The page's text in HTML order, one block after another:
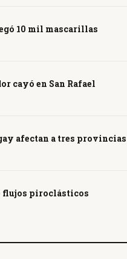
10 mil mascarillas
cayó en San Rafael
afectan a tres provincias
flujos piroclásticos